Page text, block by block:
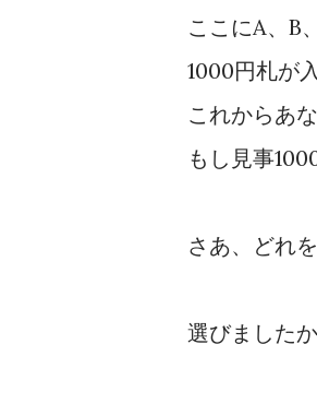
ここにA、B
1000円札が
これからあ
もし見事
さあ、どれ
選びました